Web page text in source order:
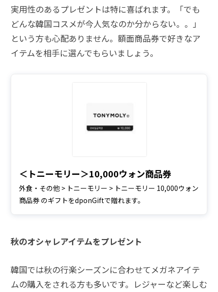
実用性のあるプレゼントは特に喜ばれます。「でも
どんな韓国コスメが今人気なのか分からない。。」
という方も心配ありません。額面商品券で好きなア
イテムを相手に選んでもらいましょう。
＜トニーモリー＞10,000ウォン商品券
外食・その他 > トニーモリー > トニーモリー 10,000ウォン
商品券 のギフトをdponGiftで贈れます。
秋のオシャレアイテムをプレゼント
韓国では秋の行楽シーズンに合わせてメガネアイテ
ムの購入をされる方も多いです。レジャーなど楽しむ